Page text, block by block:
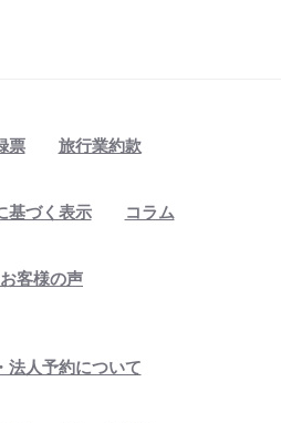
票 旅行業約款
基づく表示 コラム
お客様の声
法人予約について